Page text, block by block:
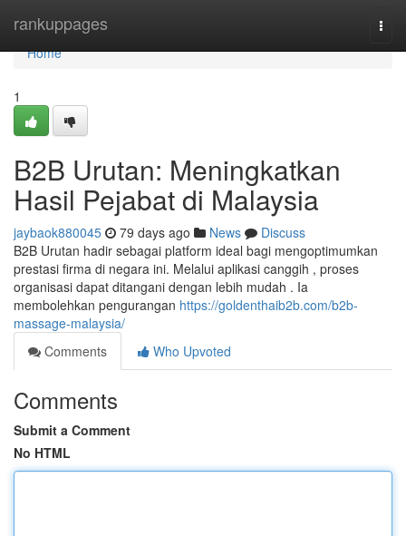
rankuppages
Home
Home
1
B2B Urutan: Meningkatkan
Hasil Pejabat di Malaysia
jaybaok880045 79 days ago News
Discuss
B2B Urutan hadir sebagai platform ideal bagi mengoptimumkan
prestasi firma di negara ini. Melalui aplikasi canggih , proses
organisasi dapat ditangani dengan lebih mudah . Ia
membolehkan pengurangan https://goldenthaib2b.com/b2b-
massage-malaysia/
Comments
Who Upvoted
Comments
Submit a Comment
No HTML